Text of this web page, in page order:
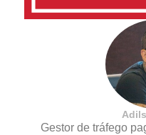
Gestor de tráfego